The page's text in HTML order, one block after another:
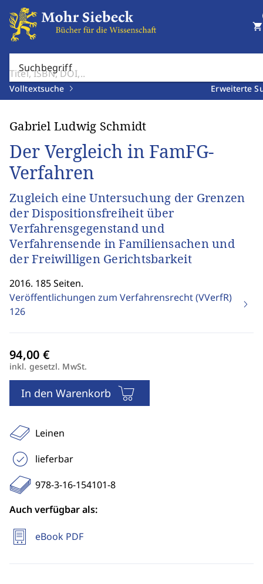
Suchbegriff
Volltextsuche Erweiterte
shopping_cart
Gabriel Ludwig Schmidt
Der Vergleich in FamFG-
Verfahren
Zugleich eine Untersuchung der Grenzen
der Dispositionsfreiheit über
Verfahrensgegenstand und
Verfahrensende in Familiensachen und
der Freiwilligen Gerichtsbarkeit
2016. 185 Seiten.
Veröffentlichungen zum Verfahrensrecht (VVerfR)
126
inkl. gesetzl. MwSt.
In den Warenkorb
Leinen
lieferbar
978-3-16-154101-8
Auch verfügbar als:
eBook PDF